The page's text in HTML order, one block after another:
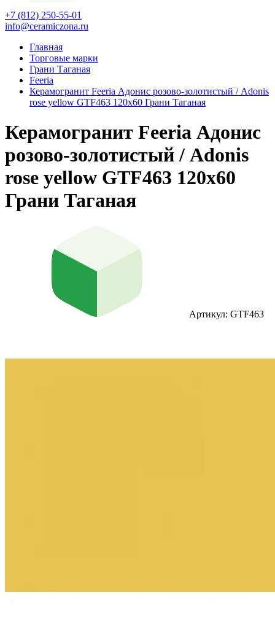
+7 (812) 250-55-01
info@ceramiczona.ru
Главная
Торговые марки
Грани Таганая
Feeria
Керамогранит Feeria Адонис розово‑золотистый / Adonis
rose yellow GTF463 120х60 Грани Таганая
Керамогранит Feeria Адонис
розово‑золотистый / Adonis
rose yellow GTF463 120х60
Грани Таганая
Артикул: GTF463